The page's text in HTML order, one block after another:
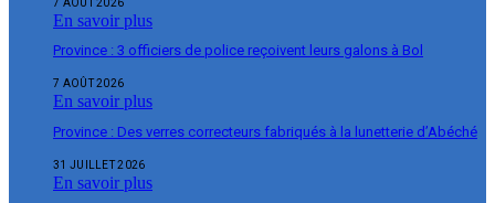
En savoir plus
Province : 3 officiers de police reçoivent leurs galons à Bol
7 AOÛT 2026
En savoir plus
Province : Des verres correcteurs fabriqués à la lunetterie d’Abéché
31 JUILLET 2026
En savoir plus